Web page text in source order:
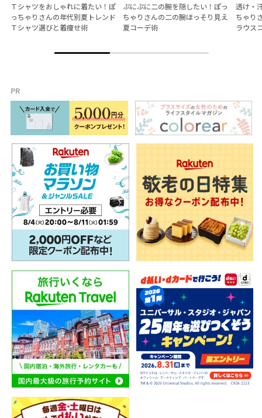
Ｔシャツをおしゃれに着たい！ぽ
っちゃりさんの年代別夏トレンド
Ｔシャツ選びと着痩せ術
ぷにぷに二の腕を隠したい！ぽっ
ちゃりさんの二の腕ほっそり見え
夏コーデ術
透け・
ちゃり
ラウス
PR